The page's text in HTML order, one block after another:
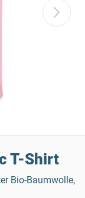
T-Shirt
Bio-Baumwolle,